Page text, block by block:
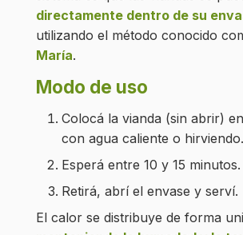
directamente dentro de su
utilizando el método conocido
María.
Modo de uso
Colocá la vianda (sin abrir)
con agua caliente o hirviendo.
Esperá entre 10 y 15 minutos.
Retirá, abrí el envase y serví.
El calor se distribuye de forma